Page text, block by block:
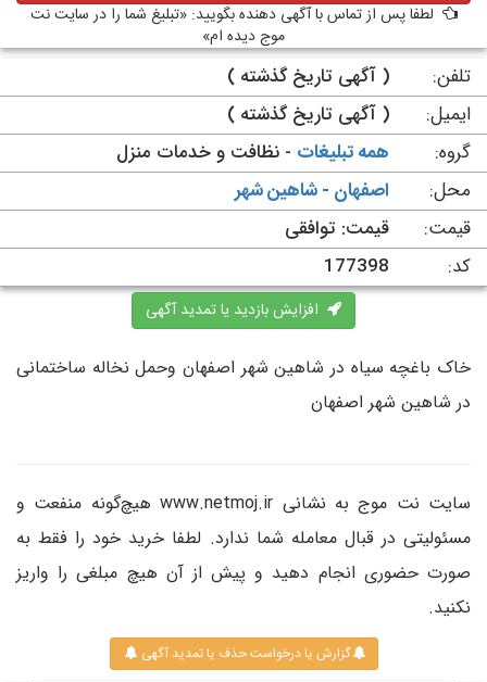
لطفا پس از تماس با آگهی دهنده بگویید: «تبلیغ شما را در سایت نت
موج دیده ام»
تلفن:
( آگهی تاریخ گذشته )
ایمیل:
( آگهی تاریخ گذشته )
گروه:
همه تبلیغات - نظافت و خدمات منزل
محل:
اصفهان - شاهین شهر
قیمت:
قیمت: توافقی
کد:
177398
افزایش بازدید یا تمدید آگهی
خاک باغچه سیاه در شاهین شهر اصفهان وحمل نخاله ساختمانی
در شاهین شهر اصفهان
سایت نت موج به نشانی www.netmoj.ir هیچ‌گونه منفعت و
مسئولیتی در قبال معامله شما ندارد. لطفا خرید خود را فقط به
صورت حضوری انجام دهید و پیش از آن هیچ مبلغی را واریز
نکنید.
گزارش یا درخواست حذف یا تمدید آگهی